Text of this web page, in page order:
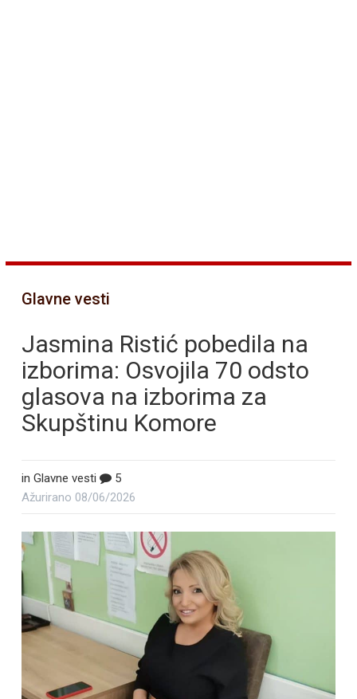
Glavne vesti
Jasmina Ristić pobedila na
izborima: Osvojila 70 odsto
glasova na izborima za
Skupštinu Komore
in Glavne vesti
5
Ažurirano 08/06/2026